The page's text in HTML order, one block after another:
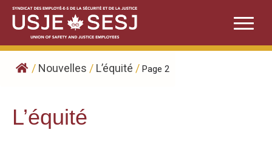
Skip
content
/ Nouvelles / L’équité / Page 2
L’équité